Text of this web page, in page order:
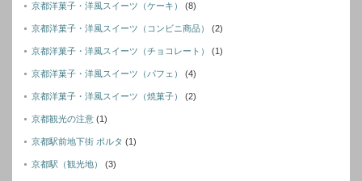
京都洋菓子・洋風スイーツ（ケーキ） (8)
京都洋菓子・洋風スイーツ（コンビニ商品） (2)
京都洋菓子・洋風スイーツ（チョコレート） (1)
京都洋菓子・洋風スイーツ（パフェ） (4)
京都洋菓子・洋風スイーツ（焼菓子） (2)
京都観光の注意 (1)
京都駅前地下街 ポルタ (1)
京都駅（観光地） (3)